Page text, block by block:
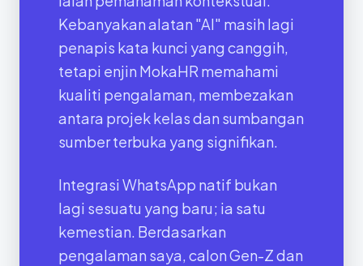
Kebanyakan alatan "AI" masih lagi
penapis kata kunci yang canggih,
tetapi enjin MokaHR memahami
kualiti pengalaman, membezakan
antara projek kelas dan sumbangan
sumber terbuka yang signifikan.
Integrasi WhatsApp natif bukan
lagi sesuatu yang baru; ia satu
kemestian. Berdasarkan
pengalaman saya, calon Gen-Z dan